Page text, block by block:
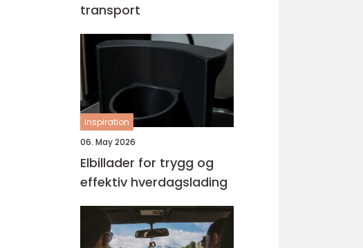
transport
inspiration
06. May 2026
Elbillader for trygg og
effektiv hverdagslading